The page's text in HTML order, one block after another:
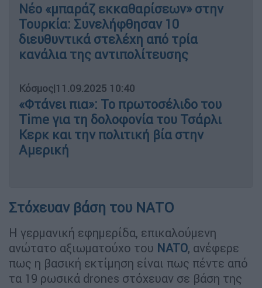
Νέο «μπαράζ εκκαθαρίσεων» στην
Τουρκία: Συνελήφθησαν 10
διευθυντικά στελέχη από τρία
κανάλια της αντιπολίτευσης
Κόσμος|11.09.2025 10:40
«Φτάνει πια»: Το πρωτοσέλιδο του
Time για τη δολοφονία του Τσάρλι
Κερκ και την πολιτική βία στην
Αμερική
Στόχευαν βάση του ΝΑΤΟ
Η γερμανική εφημερίδα, επικαλούμενη
ανώτατο αξιωματούχο του NATO, ανέφερε
πως η βασική εκτίμηση είναι πως πέντε από
τα 19 ρωσικά drones στόχευαν σε βάση της